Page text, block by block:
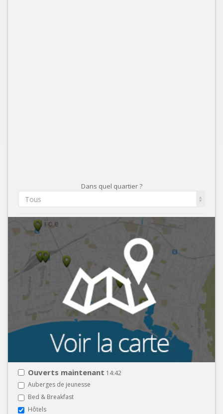
Dans quel quartier ?
Tous
Ouverts maintenant 14:42
Auberges de jeunesse
Bed & Breakfast
Hôtels